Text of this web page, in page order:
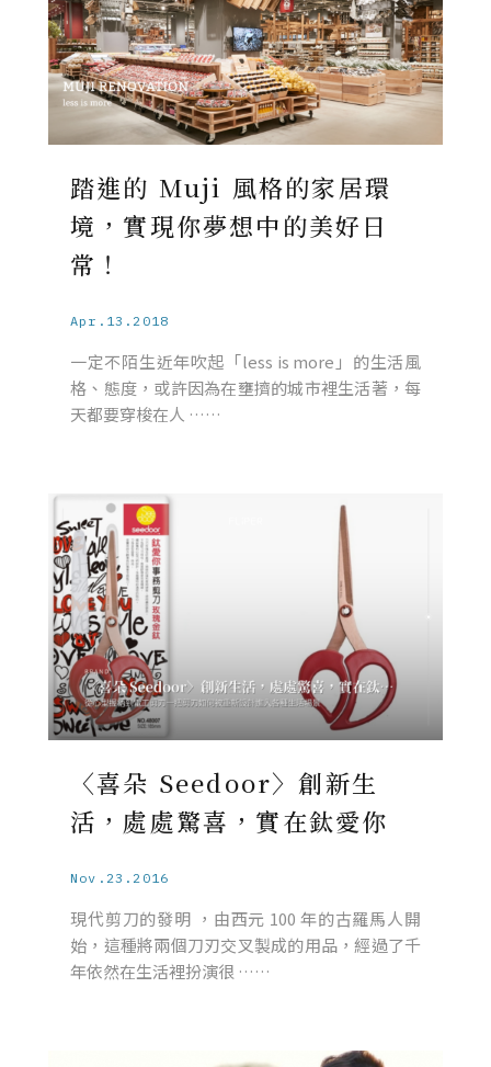
踏進的 Muji 風格的家居環
境，實現你夢想中的美好日
常！
Apr.13.2018
一定不陌生近年吹起「less is more」的生活風
格、態度，或許因為在壅擠的城市裡生活著，每
天都要穿梭在人 ……
〈喜朵 Seedoor〉創新生
活，處處驚喜，實在鈦愛你
Nov.23.2016
現代剪刀的發明 ，由西元 100 年的古羅馬人開
始，這種將兩個刀刃交叉製成的用品，經過了千
年依然在生活裡扮演很 ……